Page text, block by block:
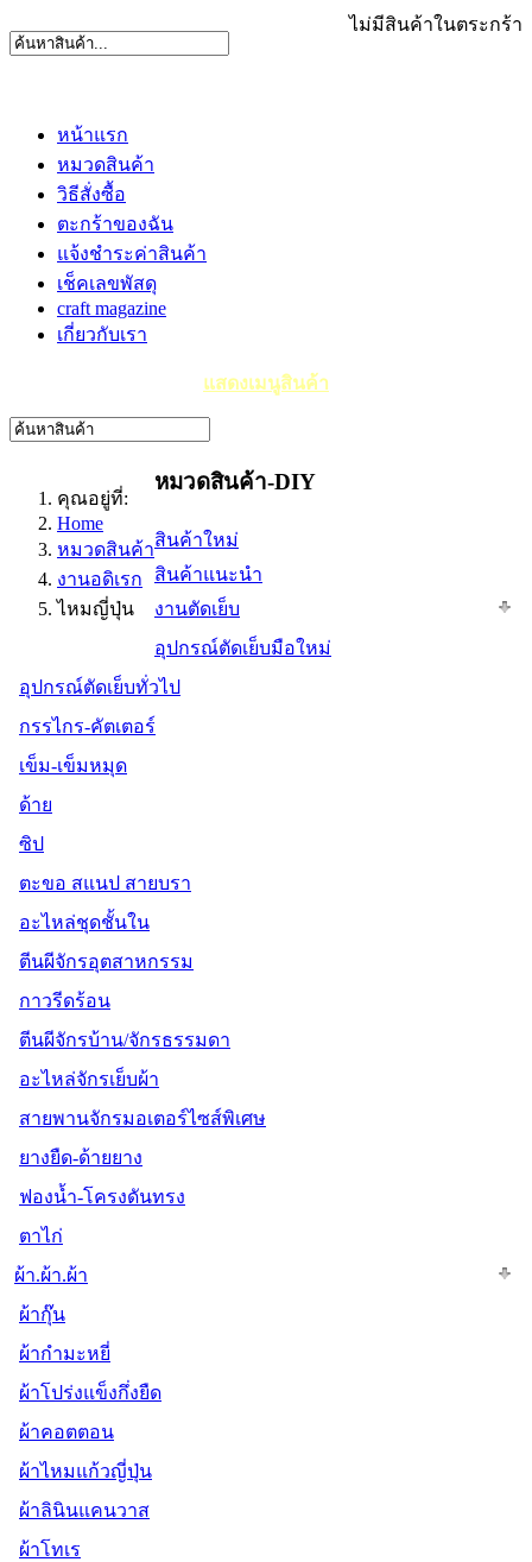
ไม่มีสินค้าในตระกร้า
หน้าแรก
หมวดสินค้า
วิธีสั่งซื้อ
ตะกร้าของฉัน
แจ้งชำระค่าสินค้า
เช็คเลขพัสดุ
craft magazine
เกี่ยวกับเรา
แสดงเมนูสินค้า
คุณอยู่ที่:
Home
หมวดสินค้า
งานอดิเรก
ไหมญี่ปุ่น
หมวดสินค้า-DIY
สินค้าใหม่
สินค้าแนะนำ
งานตัดเย็บ
อุปกรณ์ตัดเย็บมือใหม่
อุปกรณ์ตัดเย็บทั่วไป
กรรไกร-คัตเตอร์
เข็ม-เข็มหมุด
ด้าย
ซิป
ตะขอ สแนป สายบรา
อะไหล่ชุดชั้นใน
ตีนผีจักรอุตสาหกรรม
กาวรีดร้อน
ตีนผีจักรบ้าน/จักรธรรมดา
อะไหล่จักรเย็บผ้า
สายพานจักรมอเตอร์ไซส์พิเศษ
ยางยืด-ด้ายยาง
ฟองน้ำ-โครงดันทรง
ตาไก่
ผ้า.ผ้า.ผ้า
ผ้ากุ๊น
ผ้ากำมะหยี่
ผ้าโปร่งแข็งกึ่งยืด
ผ้าคอตตอน
ผ้าไหมแก้วญี่ปุ่น
ผ้าลินินแคนวาส
ผ้าโทเร